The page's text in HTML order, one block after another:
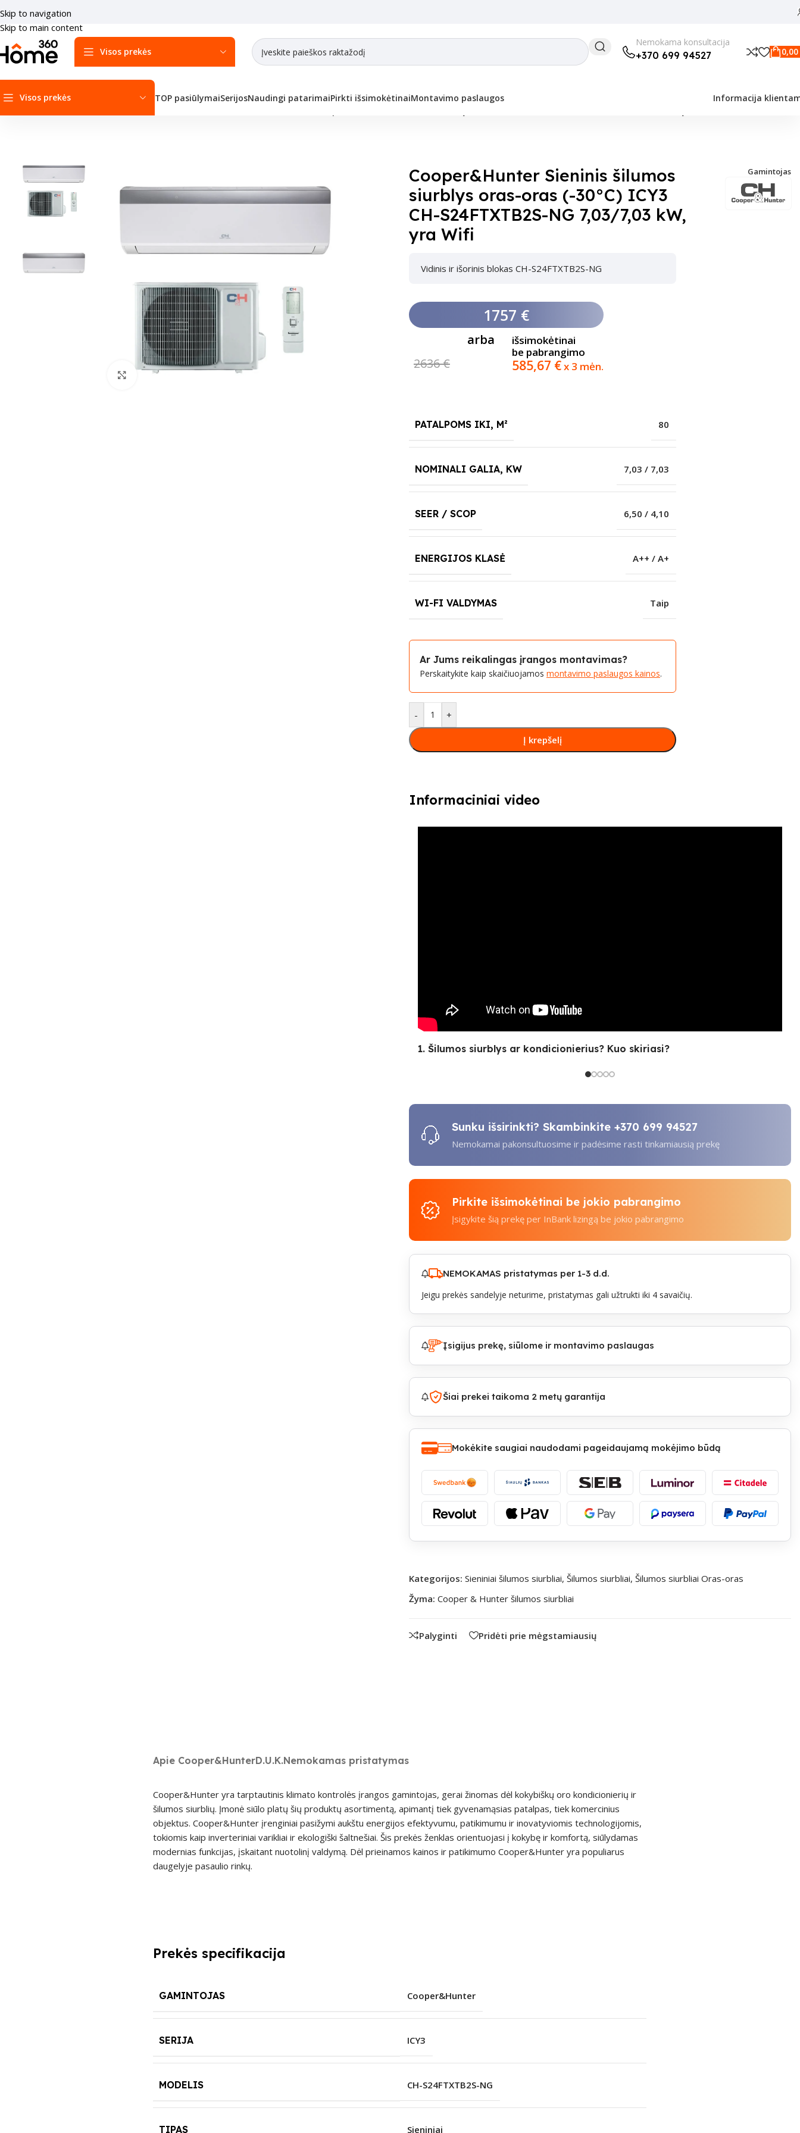
Skip to navigation
Skip to main content
Visos prekės
Nemokama konsultacija
+370 699 94527 0,00
Visos prekės TOP pasiūlymaiSerijosNaudingi patarimaiPirkti išsimokėtinaiMontavimo paslaugos Informacija
Paspauskite čia, kad padidinti
Cooper&Hunter Sieninis šilumos
siurblys oras-oras (-30°C) ICY3
CH-S24FTXTB2S-NG 7,03/7,03 kW,
yra Wifi
Gamintojas
Vidinis ir išorinis blokas CH-S24FTXTB2S-NG
1757 €
2636 €
arba
išsimokėtinai
be pabrangimo
585,67 €x 3 mėn.
PATALPOMS IKI, M² 80
NOMINALI GALIA, KW 7,03 / 7,03
SEER / SCOP 6,50 / 4,10
ENERGIJOS KLASĖ A++ / A+
WI-FI VALDYMAS Taip
Ar Jums reikalingas įrangos montavimas?
Perskaitykite kaip skaičiuojamos montavimo paslaugos kainos.
- +
Į krepšelį
Informaciniai video
1. Šilumos siurblys ar kondicionierius? Kuo skiriasi?
Sunku išsirinkti? Skambinkite +370 699 94527
Nemokamai pakonsultuosime ir padėsime rasti tinkamiausią prekę
Pirkite išsimokėtinai be jokio pabrangimo
Įsigykite šią prekę per InBank lizingą be jokio pabrangimo
NEMOKAMAS pristatymas per 1-3 d.d.
Jeigu prekės sandelyje neturime, pristatymas gali užtrukti iki 4 savaičių.
Įsigijus prekę, siūlome ir montavimo paslaugas
Šiai prekei taikoma 2 metų garantija
Mokėkite saugiai naudodami pageidaujamą mokėjimo būdą
Kategorijos: Sieniniai šilumos siurbliai, Šilumos siurbliai, Šilumos siurbliai Oras-oras
Žyma: Cooper & Hunter šilumos siurbliai
Palyginti Pridėti prie mėgstamiausių
Apie Cooper&HunterD.U.K.Nemokamas pristatymas
Cooper&Hunter yra tarptautinis klimato kontrolės įrangos gamintojas, gerai žinomas dėl kokybiškų oro kondicionierių ir
šilumos siurblių. Įmonė siūlo platų šių produktų asortimentą, apimantį tiek gyvenamąsias patalpas, tiek komercinius
objektus. Cooper&Hunter įrenginiai pasižymi aukštu energijos efektyvumu, patikimumu ir inovatyviomis technologijomis,
tokiomis kaip inverteriniai varikliai ir ekologiški šaltnešiai. Šis prekės ženklas orientuojasi į kokybę ir komfortą, siūlydamas
modernias funkcijas, įskaitant nuotolinį valdymą. Dėl prieinamos kainos ir patikimumo Cooper&Hunter yra populiarus
daugelyje pasaulio rinkų.
Prekės specifikacija
GAMINTOJAS Cooper&Hunter
SERIJA ICY3
MODELIS CH-S24FTXTB2S-NG
TIPAS Sieniniai